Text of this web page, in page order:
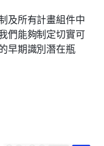
及所有計畫組件中
們能夠制定切實可
早期識別潛在瓶